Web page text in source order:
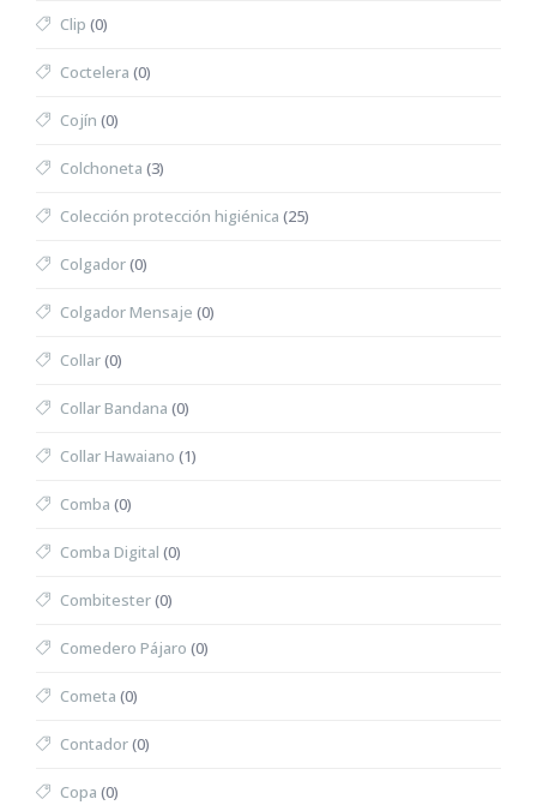
Clip (0)
Coctelera (0)
Cojín (0)
Colchoneta (3)
Colección protección higiénica (25)
Colgador(0)
Colgador Mensaje (0)
Collar(0)
Collar Bandana (0)
Collar Hawaiano (1)
Comba (0)
Comba Digital (0)
Combitester(0)
Comedero Pájaro (0)
Cometa (0)
Contador(0)
Copa (0)